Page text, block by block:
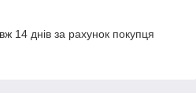
14 днів за рахунок покупця